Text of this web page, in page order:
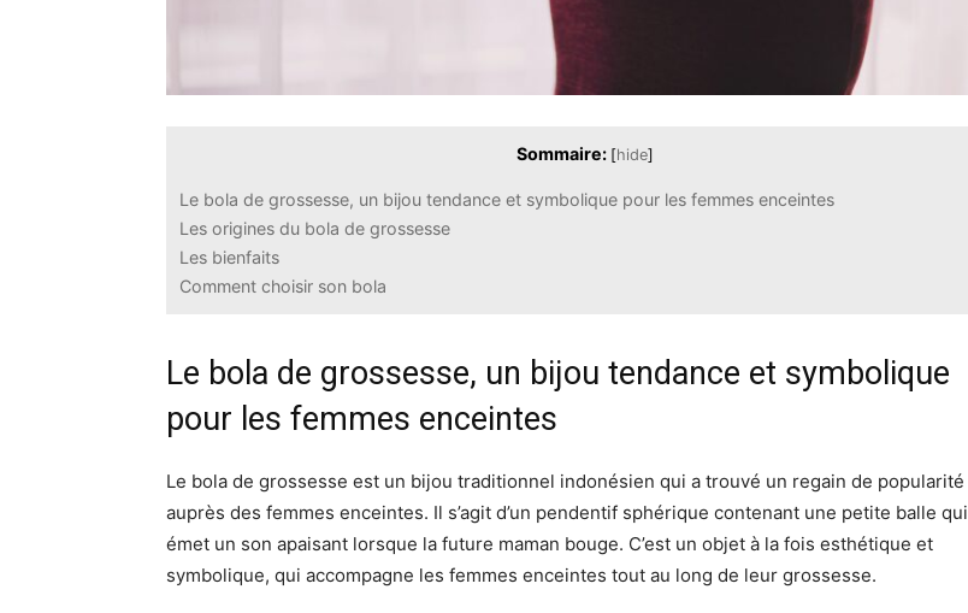
Sommaire: [hide]
Le bola de grossesse, un bijou tendance et symbolique pour les femmes enceintes
Les origines du bola de grossesse
Les bienfaits
Comment choisir son bola
Le bola de grossesse, un bijou tendance et symbolique
pour les femmes enceintes
Le bola de grossesse est un bijou traditionnel indonésien qui a trouvé un regain de popularité
auprès des femmes enceintes. Il s’agit d’un pendentif sphérique contenant une petite balle qui
émet un son apaisant lorsque la future maman bouge. C’est un objet à la fois esthétique et
symbolique, qui accompagne les femmes enceintes tout au long de leur grossesse.